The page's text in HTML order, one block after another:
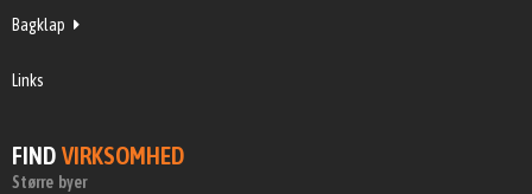
Bagklap
Links
FIND VIRKSOMHED
Større byer